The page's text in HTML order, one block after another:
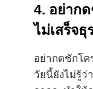
4. อย่าก
ไม่เสร็จธุ
อย่ากดชักโค
วัยนี้ยังไม่รู้ว่